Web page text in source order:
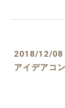
2018/12/08
アイデアコ